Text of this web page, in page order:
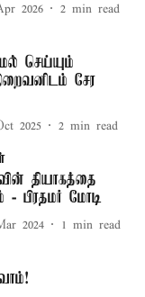
2026 2 min read
செய்யும்
சேர
2025 2 min read
தியாகத்தை
- பிரதமர் மோடி
2024 1 min read